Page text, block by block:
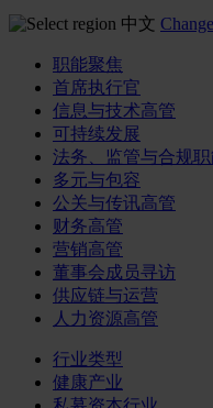
中文 Change
职能聚焦
首席执行官
信息与技术高管
可持续发展
法务、监管与合规
多元与包容
公关与传讯高管
财务高管
营销高管
董事会成员寻访
供应链与运营
人力资源高管
行业类型
健康产业